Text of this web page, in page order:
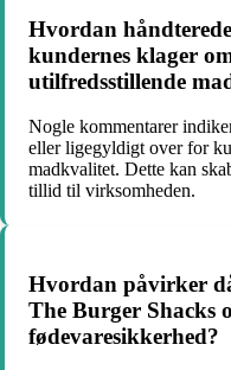
Hvordan
kundernes klager
utilfredsstillende
Nogle kommentarer
eller ligegyldigt over for
madkvalitet. Dette kan
tillid til virksomheden.
Hvordan påvirker
The Burger Shacks
fødevaresikkerhed?